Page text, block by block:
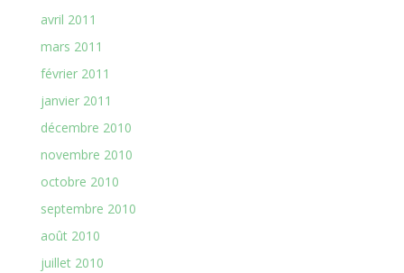
avril 2011
mars 2011
février 2011
janvier 2011
décembre 2010
novembre 2010
octobre 2010
septembre 2010
août 2010
juillet 2010